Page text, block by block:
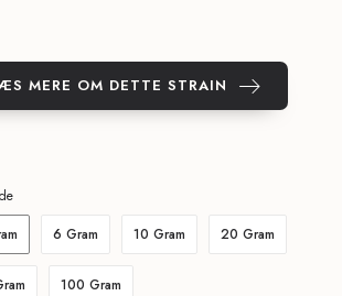
MERE OM DETTE STRAIN
6 Gram 10 Gram 20 Gram
100 Gram